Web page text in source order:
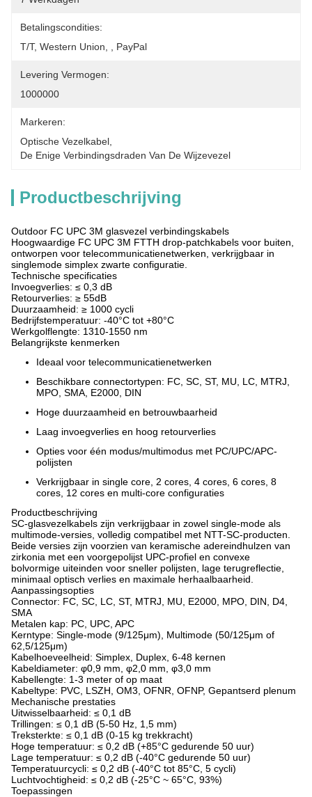
Betalingscondities:
T/T, Western Union, , PayPal
Levering Vermogen:
1000000
Markeren:
Optische Vezelkabel
De Enige Verbindingsdraden Van De Wijzevezel
Productbeschrijving
Outdoor FC UPC 3M glasvezel verbindingskabels
Hoogwaardige FC UPC 3M FTTH drop-patchkabels voor buiten,
ontworpen voor telecommunicatienetwerken, verkrijgbaar in
singlemode simplex zwarte configuratie.
Technische specificaties
Invoegverlies: ≤ 0,3 dB
Retourverlies: ≥ 55dB
Duurzaamheid: ≥ 1000 cycli
Bedrijfstemperatuur: -40°C tot +80°C
Werkgolflengte: 1310-1550 nm
Belangrijkste kenmerken
Ideaal voor telecommunicatienetwerken
Beschikbare connectortypen: FC, SC, ST, MU, LC, MTRJ,
MPO, SMA, E2000, DIN
Hoge duurzaamheid en betrouwbaarheid
Laag invoegverlies en hoog retourverlies
Opties voor één modus/multimodus met PC/UPC/APC-
polijsten
Verkrijgbaar in single core, 2 cores, 4 cores, 6 cores, 8
cores, 12 cores en multi-core configuraties
Productbeschrijving
SC-glasvezelkabels zijn verkrijgbaar in zowel single-mode als
multimode-versies, volledig compatibel met NTT-SC-producten.
Beide versies zijn voorzien van keramische adereindhulzen van
zirkonia met een voorgepolijst UPC-profiel en convexe
bolvormige uiteinden voor sneller polijsten, lage terugreflectie,
minimaal optisch verlies en maximale herhaalbaarheid.
Aanpassingsopties
Connector: FC, SC, LC, ST, MTRJ, MU, E2000, MPO, DIN, D4,
SMA
Metalen kap: PC, UPC, APC
Kerntype: Single-mode (9/125μm), Multimode (50/125μm of
62,5/125μm)
Kabelhoeveelheid: Simplex, Duplex, 6-48 kernen
Kabeldiameter: φ0,9 mm, φ2,0 mm, φ3,0 mm
Kabellengte: 1-3 meter of op maat
Kabeltype: PVC, LSZH, OM3, OFNR, OFNP, Gepantserd plenum
Mechanische prestaties
Uitwisselbaarheid: ≤ 0,1 dB
Trillingen: ≤ 0,1 dB (5-50 Hz, 1,5 mm)
Treksterkte: ≤ 0,1 dB (0-15 kg trekkracht)
Hoge temperatuur: ≤ 0,2 dB (+85°C gedurende 50 uur)
Lage temperatuur: ≤ 0,2 dB (-40°C gedurende 50 uur)
Temperatuurcycli: ≤ 0,2 dB (-40°C tot 85°C, 5 cycli)
Luchtvochtigheid: ≤ 0,2 dB (-25°C ~ 65°C, 93%)
Toepassingen